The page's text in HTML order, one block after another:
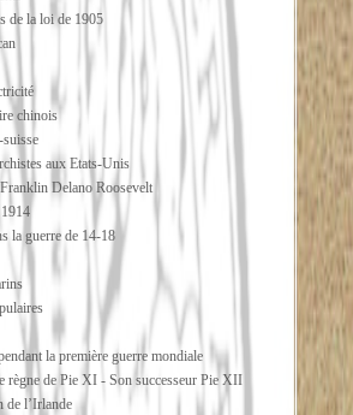
de la loi de 1905
chinois
aux Etats-Unis
Delano Roosevelt
la guerre de 14-18
la première guerre mondiale
règne de Pie XI - Son successeur Pie XII
de l’Irlande